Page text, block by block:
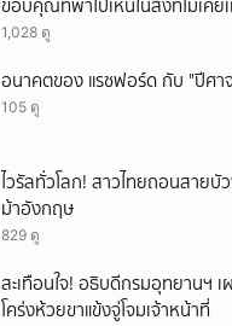
ขอบคุณที่พาไปเห็นในสิ่งที่ไม่เคย
สุคติ
1,028 ดู
อนาคตของ แรชฟอร์ด กับ "ปีศา
105 ดู
ไวรัลทั่วโลก! สาวไทยถอนสายบั
ม้าอังกฤษ
829 ดู
สะเทือนใจ! อธิบดีกรมอุทยานฯ เ
โคร่งห้วยขาแข้งจู่โจมเจ้าหน้าที่